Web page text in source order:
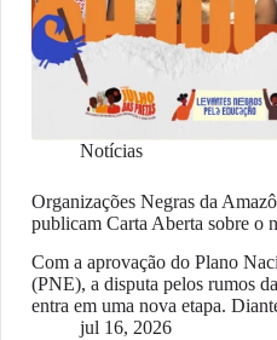
Notícias
Organizações Negras da
publicam Carta Aberta sobre o
Com a aprovação do Plano
(PNE), a disputa pelos rumos
entra em uma nova etapa.
jul 16, 2026